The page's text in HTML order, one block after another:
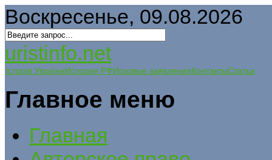
Воскресенье, 09.08.2026
uristinfo.net
Історія УкраїниИстория РФИсковые заявленияКонтактыСтатьи
Главное меню
Главная